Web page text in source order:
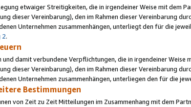
etwaiger Streitigkeiten, die in irgendeiner Weise mit dem
dieser Vereinbarung), den im Rahmen dieser Vereinbarung
Unternehmen zusammenhängen, unterliegt den für die
2.
und damit verbundene Verpflichtungen, die in irgendeiner
dieser Vereinbarung), den im Rahmen dieser Vereinbarung
Unternehmen zusammenhängen, unterliegen den für die
Bestimmungen
von Zeit zu Zeit Mitteilungen im Zusammenhang mit dem